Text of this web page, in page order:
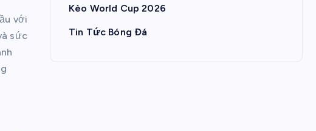
với
sức
Kèo World Cup 2026
Tin Tức Bóng Đá